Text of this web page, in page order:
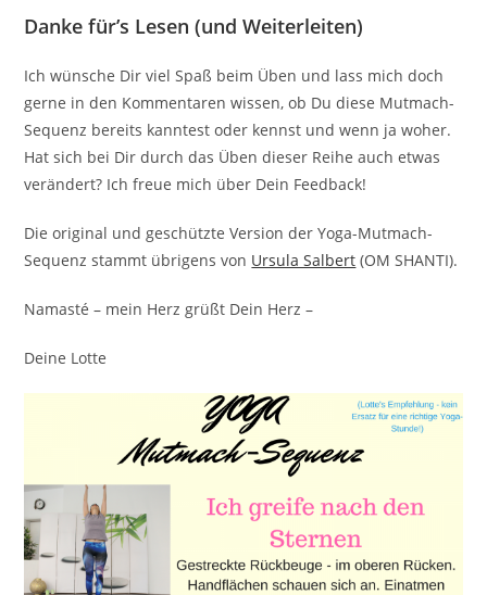
Danke für’s Lesen (und Weiterleiten)
Ich wünsche Dir viel Spaß beim Üben und lass mich doch
gerne in den Kommentaren wissen, ob Du diese Mutmach-
Sequenz bereits kanntest oder kennst und wenn ja woher.
Hat sich bei Dir durch das Üben dieser Reihe auch etwas
verändert? Ich freue mich über Dein Feedback!
Die original und geschützte Version der Yoga-Mutmach-
Sequenz stammt übrigens von Ursula Salbert (OM SHANTI).
Namasté – mein Herz grüßt Dein Herz –
Deine Lotte